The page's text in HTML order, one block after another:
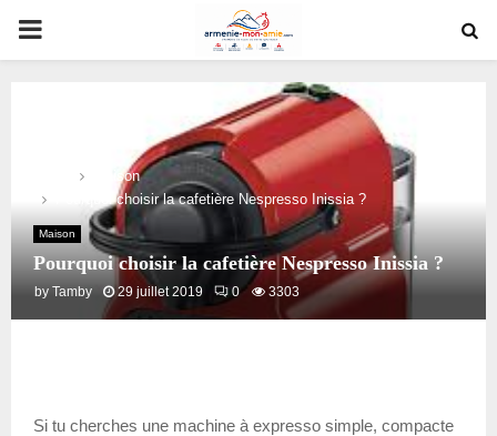
PRIMARY
Maison
Pourquoi choisir la cafetière Nespresso Inissia ?
Maison
Pourquoi choisir la cafetière Nespresso Inissia ?
by Tamby 29 juillet 2019 0 3303
Si tu cherches une machine à expresso simple, compacte